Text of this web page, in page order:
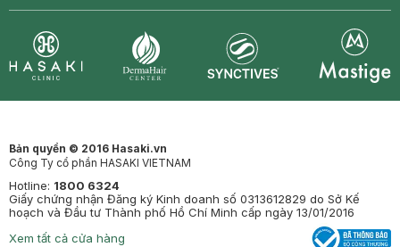
Bản quyền © 2016 Hasaki.vn
Công Ty cổ phần HASAKI VIETNAM
Hotline: 1800 6324
Giấy chứng nhận Đăng ký Kinh doanh số 0313612829 do Sở Kế
hoạch và Đầu tư Thành phố Hồ Chí Minh cấp ngày 13/01/2016
Xem tất cả cửa hàng